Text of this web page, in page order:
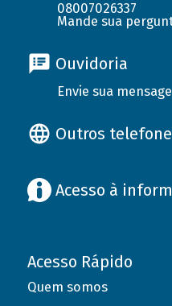
08007026337
Mande sua
Ouvidoria
Envie sua
Outros
Acesso à
Acesso Rápido
Quem somos